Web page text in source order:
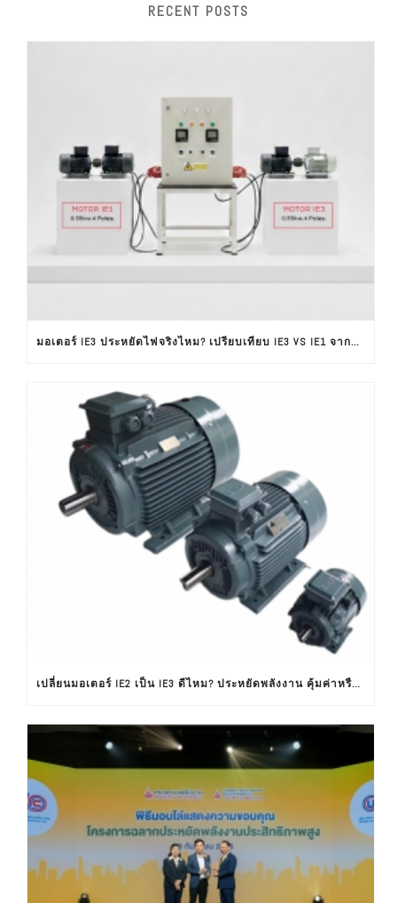
RECENT POSTS
มอเตอร์ IE3 ประหยัดไฟจริงไหม? เปรียบเทียบ IE3 VS IE1 จากผลทดสอบใช้งานจริง
เปลี่ยนมอเตอร์ IE2 เป็น IE3 ดีไหม? ประหยัดพลังงาน คุ้มค่าหรือไม่ ?